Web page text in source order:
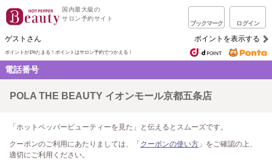
国内最大級の
サロン予約サイト
ブックマーク ログイン
ゲストさん ポイントを表示する
ポイントが1%たまる！ ポイントはサロン予約でつかえる！
電話番号
POLA THE BEAUTY イオンモール京都五条店
「ホットペッパービューティーを見た」と伝えるとスムーズです。
クーポンのご利用にあたりましては、「 クーポンの使い方 」をご確認の上、
適切にご利用ください。